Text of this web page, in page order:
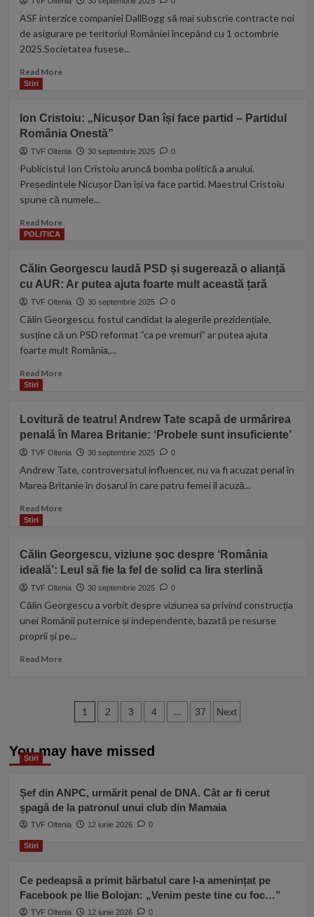
la
înmormântarea
cardinalului
Mureșan:
a
pierdut
reperele
ASF interzice companiei DallBogg să mai subscrie contracte noi
de asigurare pe teritoriul României începând cu 1 octombrie
2025.Societatea fusese...
Read MoreRead
nou
scandal
în
asigurări.
companie
bulgărească
asigurări,
dată
din
România
Stiri
Ion Cristoiu: „Nicușor Dan își face partid – Partidul
România Onestă”
TVF Oltenia 30 septembrie 2025 0
Publicistul Ion Cristoiu aruncă bomba politică a anului.
Președintele Nicușor Dan își va face partid. Maestrul Cristoiu
spune că numele...
Read MoreRead
Cristoiu:
„Nicușor
Dan
face
partid
–
POLITICA
Călin Georgescu laudă PSD și sugerează o alianță
cu AUR: Ar putea ajuta foarte mult această țară
TVF Oltenia 30 septembrie 2025 0
Călin Georgescu, fostul candidat la alegerile prezidențiale,
susține că un PSD reformat ”ca pe vremuri” ar putea ajuta
foarte mult România,...
Read MoreRead
Georgescu
laudă
PSD
și
sugerează
o
putea
ajuta
foarte
această
țară
Stiri
Lovitură de teatru! Andrew Tate scapă de urmărirea
penală în Marea Britanie: ‘Probele sunt insuficiente’
TVF Oltenia 30 septembrie 2025 0
Andrew Tate, controversatul influencer, nu va fi acuzat penal în
Marea Britanie în dosarul în care patru femei îl acuză...
Read MoreRead
de
teatru!
Andrew
scapă
de
urmărirea
‘Probele
sunt
Stiri
Călin Georgescu, viziune șoc despre ‘România
ideală’: Leul să fie la fel de solid ca lira sterlină
TVF Oltenia 30 septembrie 2025 0
Călin Georgescu a vorbit despre viziunea sa privind construcția
unei Românii puternice și independente, bazată pe resurse
proprii și pe...
Read MoreRead
Georgescu,
viziune
despre
Leul
să
la
ca
lira
sterlină
Paginație
1 2 3 4 … 37 Next
You may have missed
Stiri
Șef din ANPC, urmărit penal de DNA. Cât ar fi cerut
șpagă de la patronul unui club din Mamaia
TVF Oltenia 12 iunie 2026 0
Stiri
Ce pedeapsă a primit bărbatul care l-a amenințat pe
Facebook pe Ilie Bolojan: „Venim peste tine cu foc…”
TVF Oltenia 12 iunie 2026 0